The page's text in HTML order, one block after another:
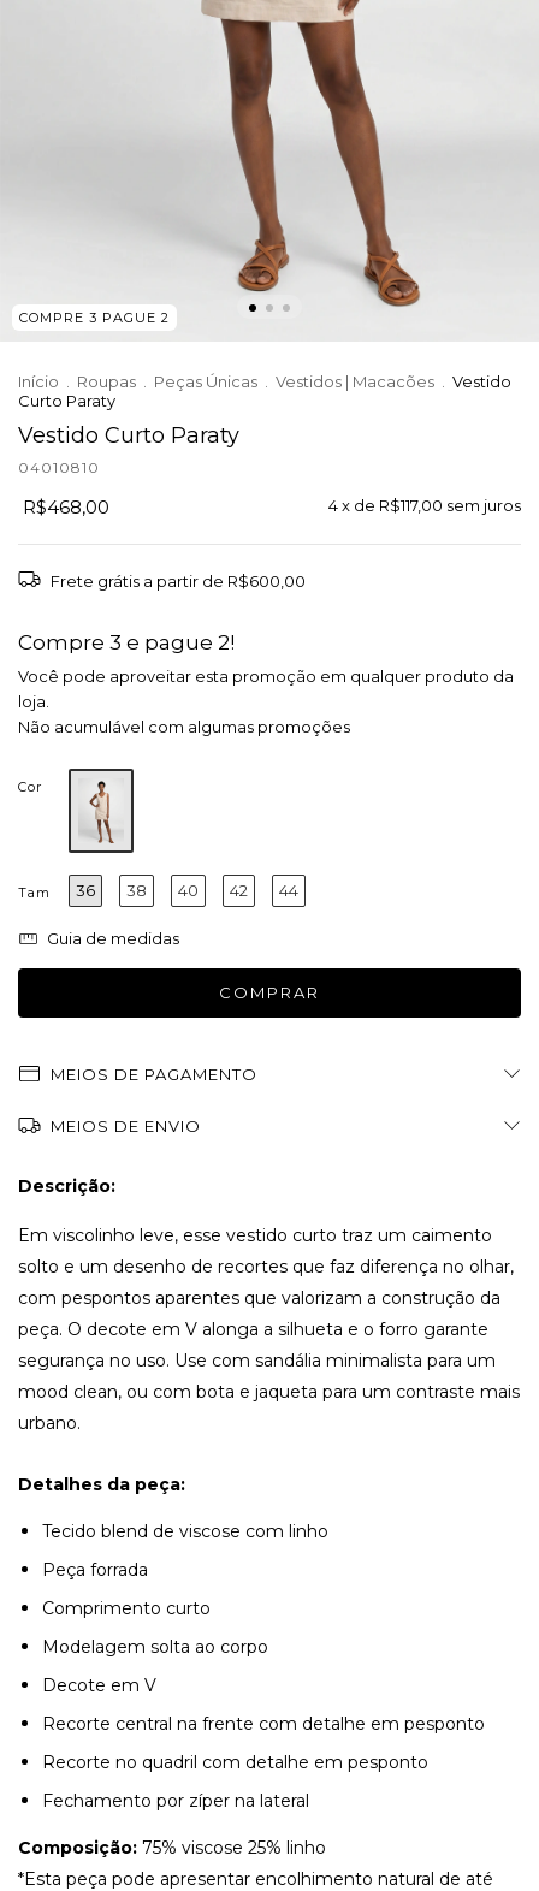
COMPRE 3 PAGUE 2
Início Roupas Peças Únicas Vestidos | Macacões
Vestido
Curto Paraty
Vestido Curto Paraty
04010810
R$468,00 4x de R$117,00 sem juros
Frete grátis a partir de R$600,00
Compre 3 e pague 2!
Você pode aproveitar esta promoção em qualquer produto da
loja.
Não acumulável com algumas promoções
Cor
Tam 36 38 40 42 44
Guia de medidas
MEIOS DE PAGAMENTO
MEIOS DE ENVIO
Descrição:
Em viscolinho leve, esse vestido curto traz um caimento
solto e um desenho de recortes que faz diferença no olhar,
com pespontos aparentes que valorizam a construção da
peça. O decote em V alonga a silhueta e o forro garante
segurança no uso. Use com sandália minimalista para um
mood clean, ou com bota e jaqueta para um contraste mais
urbano.
Detalhes da peça:
Tecido blend de viscose com linho
Peça forrada
Comprimento curto
Modelagem solta ao corpo
Decote em V
Recorte central na frente com detalhe em pesponto
Recorte no quadril com detalhe em pesponto
Fechamento por zíper na lateral
Composição: 75% viscose 25% linho
*Esta peça pode apresentar encolhimento natural de até